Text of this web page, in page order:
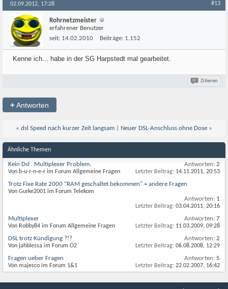
02.09.2012, 17:28 #13
Rohrnetzmeister
erfahrener Benutzer
seit: 14.02.2010 Beiträge: 1.152
Kenne ich... habe in der SG Harpstedt mal gearbeitet.
Zitieren
+Antworten
« dsl Speed nach kurzer Zeit langsam Neuer DSL-Anschluss ohne Dose »
Ähnliche Themen
Kein Dsl . Multiplexer Problem.
Von b-u-r-n-e-r im Forum Allgemeine Fragen
Antworten: 2
Letzter Beitrag: 14.11.2011, 20:53
Trotz Fixe Rate 2000 "RAM geschaltet bekommen" + andere Fragen
Von Gurke2001 im Forum Telekom
Antworten: 1
Letzter Beitrag: 03.04.2011, 20:16
Multiplexer
Von Robby84 im Forum Allgemeine Fragen
Antworten: 7
Letzter Beitrag: 11.03.2009, 09:28
DSL trotz Kündigung ?!?
Von jahblessa im Forum O2
Antworten: 2
Letzter Beitrag: 06.08.2008, 12:29
Fragen ueber Fragen
Von majesco im Forum 1&1
Antworten: 5
Letzter Beitrag: 22.02.2007, 16:42